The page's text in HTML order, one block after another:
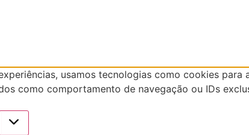
usamos tecnologias como cookies
como comportamento de navegação ou IDs